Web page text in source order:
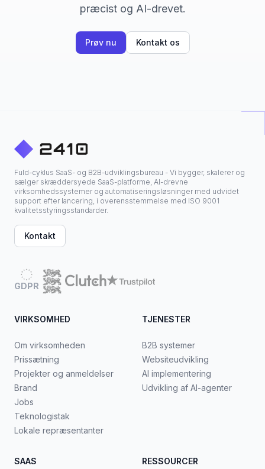
præcist og AI-drevet.
Prøv nu Kontakt os
Fuld-cyklus SaaS- og B2B-udviklingsbureau - Vi bygger, skalerer og
sælger skræddersyede SaaS-platforme, AI-drevne
virksomhedssystemer og automatiseringsløsninger med udvidet
support efter lancering, i overensstemmelse med ISO 9001
kvalitetsstyringsstandarder.
Kontakt
GDPR
VIRKSOMHED
Om virksomheden
Prissætning
Projekter og anmeldelser
Brand
Jobs
Teknologistak
Lokale repræsentanter
TJENESTER
B2B systemer
Websiteudvikling
AI implementering
Udvikling af AI-agenter
SAAS RESSOURCER